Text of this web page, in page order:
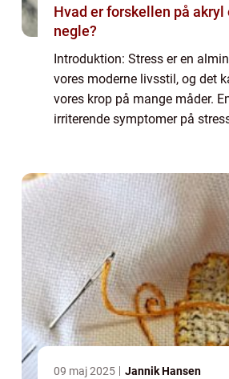
Hvad er forskellen på akryl
negle?
Introduktion: Stress er en
vores moderne livsstil, og det
vores krop på mange måder.
irriterende symptomer på
tidspunkte...
09 maj 2025 Jannik Hansen